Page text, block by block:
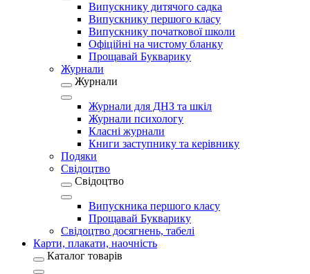
Випускнику дитячого садка
Випускнику першого класу
Випускнику початкової школи
Офіційні на чистому бланку
Прощавай Букварику
Журнали
Журнали
Журнали для ДНЗ та шкіл
Журнали психологу
Класні журнали
Книги заступнику та керівнику
Подяки
Свідоцтво
Свідоцтво
Випускника першого класу
Прощавай Букварику
Свідоцтво досягнень, табелі
Карти, плакати, наочність
Каталог товарів